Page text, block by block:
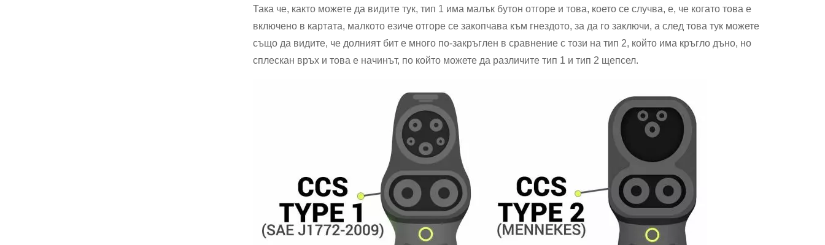
Така че, както можете да видите тук, тип 1 има малък бутон отгоре и това, което се случва, е, че когато това е
включено в картата, малкото езиче отгоре се закопчава към гнездото, за да го заключи, а след това тук можете
също да видите, че долният бит е много по-закръглен в сравнение с този на тип 2, който има кръгло дъно, но
сплескан връх и това е начинът, по който можете да различите тип 1 и тип 2 щепсел.